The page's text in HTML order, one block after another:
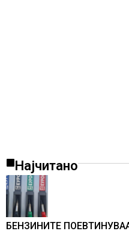
Најчитано
БЕНЗИНИТЕ